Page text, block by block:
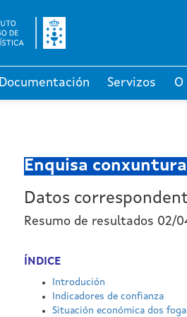
Documentación Servizos O